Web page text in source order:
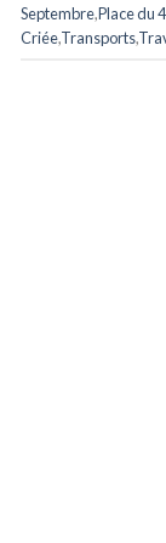
Septembre,Place du
Criée,Transports,